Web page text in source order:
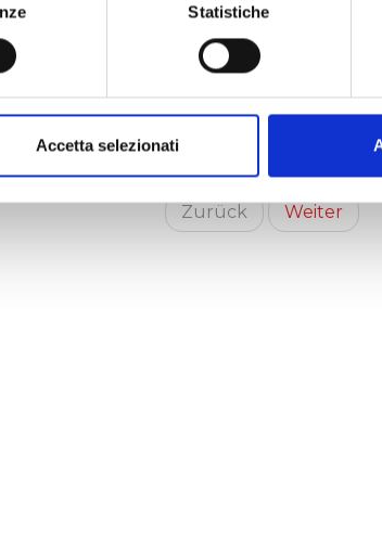
Statistiche
Accetta selezionati
pubblicazione delle
Soci del 07/04/10
Zurück Weiter